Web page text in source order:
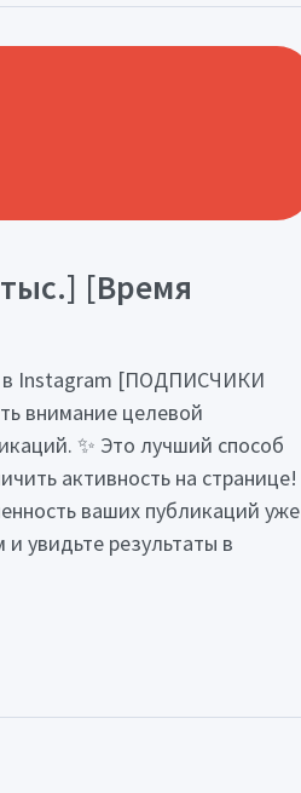
[Время
в Instagram [ПОДПИСЧИКИ
внимание целевой
✨ Это лучший способ
активность на странице!
ваших публикаций уже
увидьте результаты в